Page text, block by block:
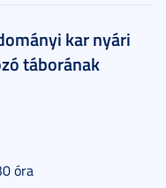
kar nyári
táborának
óra